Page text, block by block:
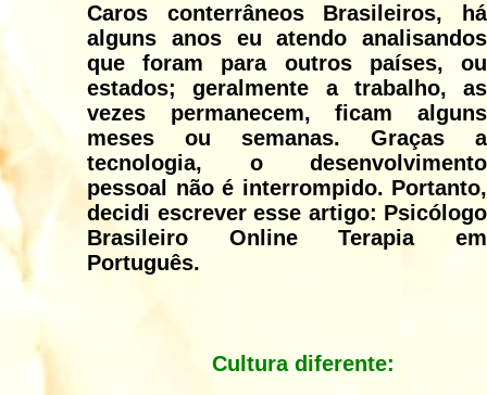
Caros conterrâneos Brasileiros, há
alguns anos eu atendo analisandos
que foram para outros países, ou
estados; geralmente a trabalho, as
vezes permanecem, ficam alguns
meses ou semanas. Graças a
tecnologia, o desenvolvimento
pessoal não é interrompido. Portanto,
decidi escrever esse artigo: Psicólogo
Brasileiro Online Terapia em
Português.
Cultura diferente: